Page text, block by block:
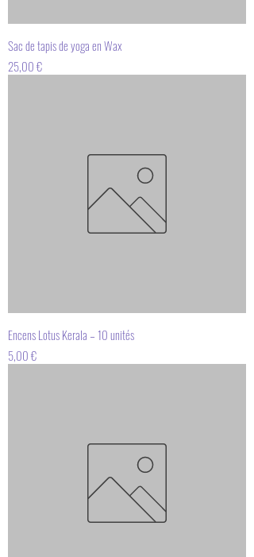
Sac de tapis de yoga en Wax
Prix
25,00 €
Encens Lotus Kerala – 10 unités
Prix
5,00 €